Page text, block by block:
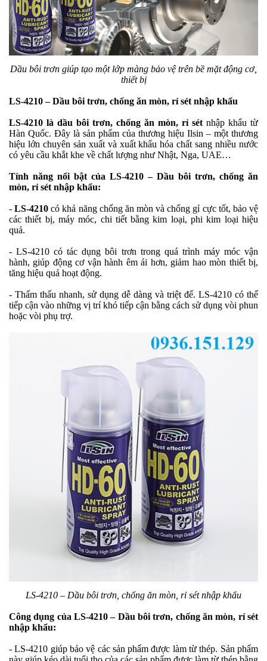
Dầu bôi trơn giúp tạo một lớp màng bảo vệ trên bề mặt động cơ,
thiết bị
LS-4210 – Dầu bôi trơn, chống ăn mòn, rỉ sét nhập khẩu
LS-4210 là dầu bôi trơn, chống ăn mòn, rỉ sét nhập khẩu từ
Hàn Quốc. Đây là sản phẩm của thương hiệu Ilsin – một thương
hiệu lớn chuyên sản xuất và xuất khẩu hóa chất sang nhiều nước
có yêu cầu khắt khe về chất lượng như Nhật, Nga, UAE…
Tính năng nổi bật của LS-4210 – Dầu bôi trơn, chống ăn
mòn, rỉ sét nhập khẩu:
-LS-4210 có khả năng chống ăn mòn và chống gỉ cực tốt, bảo vệ
các thiết bị, máy móc, chi tiết bằng kim loại, phi kim loại hiệu
quả.
- LS-4210 có tác dụng bôi trơn trong quá trình máy móc vận
hành, giúp động cơ vận hành êm ái hơn, giảm hao mòn thiết bị,
tăng hiệu quả hoạt động.
- Thấm thấu nhanh, sử dụng dễ dàng và triệt để. LS-4210 có thể
tiếp cận vào những vị trí khó tiếp cận bằng cách sử dụng vòi phun
hoặc vòi phụ trợ.
LS-4210 – Dầu bôi trơn, chống ăn mòn, rỉ sét nhập khẩu
Công dụng của LS-4210 – Dầu bôi trơn, chống ăn mòn, rỉ sét
nhập khẩu:
- LS-4210 giúp bảo vệ các sản phẩm được làm từ thép. Sản phẩm